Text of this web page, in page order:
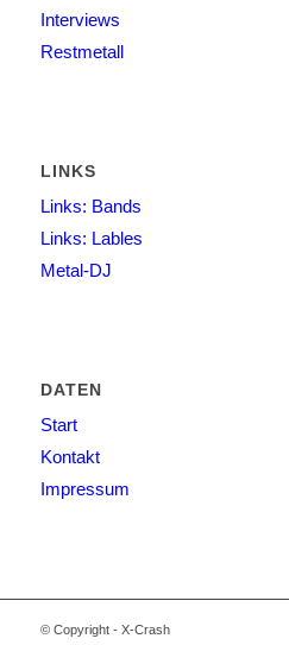
Interviews
Restmetall
LINKS
Links: Bands
Links: Lables
Metal-DJ
DATEN
Start
Kontakt
Impressum
© Copyright - X-Crash